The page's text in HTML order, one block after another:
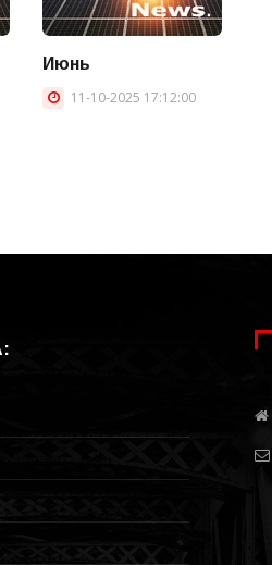
Июнь
11-10-2025 17:12:00